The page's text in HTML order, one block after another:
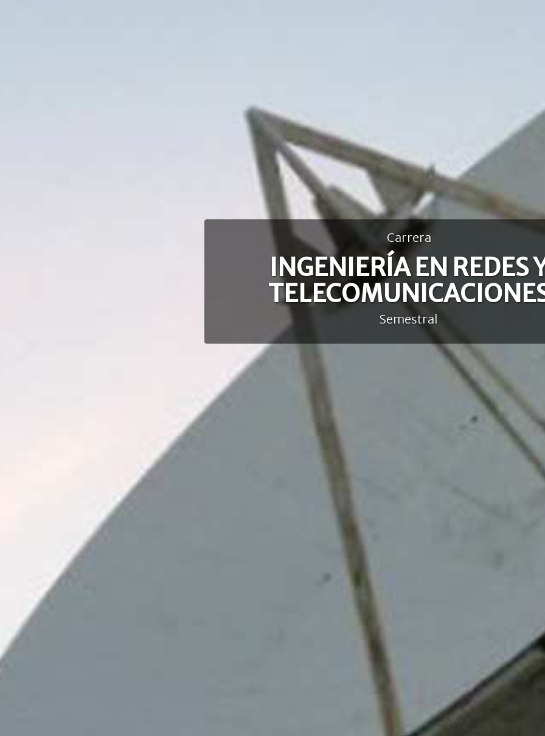
Carrera
INGENIERÍA EN REDES
Semestral